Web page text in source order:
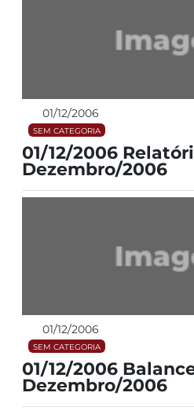
01/12/2006
SEM CATEGORIA
01/12/2006
Dezembro/2006
01/12/2006
SEM CATEGORIA
01/12/2006
Dezembro/2006